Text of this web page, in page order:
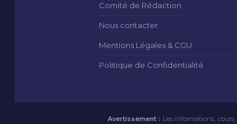
Comité de Rédaction
Nous contacter
Mentions Légales & CGU
Politique de Confidentialité
Avertissement : Les informations,